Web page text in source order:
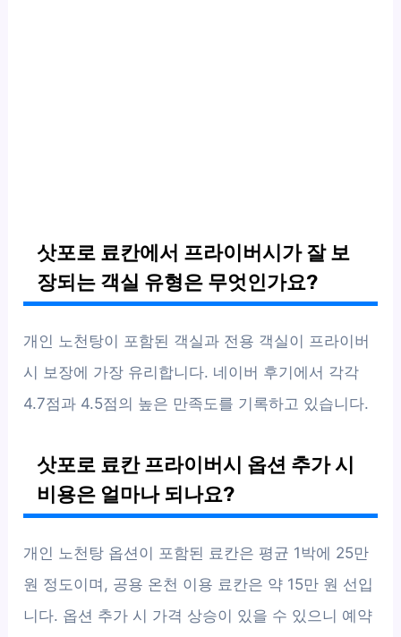
삿포로 료칸에서 프라이버시가 잘 보
장되는 객실 유형은 무엇인가요?
개인 노천탕이 포함된 객실과 전용 객실이 프라이버
시 보장에 가장 유리합니다. 네이버 후기에서 각각
4.7점과 4.5점의 높은 만족도를 기록하고 있습니다.
삿포로 료칸 프라이버시 옵션 추가 시
비용은 얼마나 되나요?
개인 노천탕 옵션이 포함된 료칸은 평균 1박에 25만
원 정도이며, 공용 온천 이용 료칸은 약 15만 원 선입
니다. 옵션 추가 시 가격 상승이 있을 수 있으니 예약